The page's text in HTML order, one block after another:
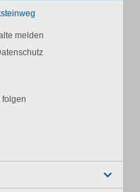
melden
folgen